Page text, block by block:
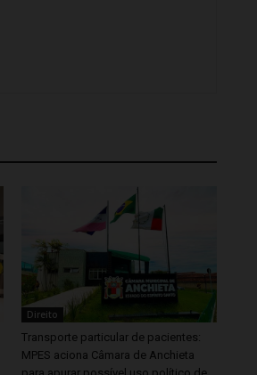
Direito
Transporte particular de pacientes:
MPES aciona Câmara de Anchieta